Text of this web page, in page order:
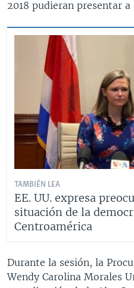
2018 pudieran presentar a
TAMBIÉN LEA
EE. UU. expresa
situación de la
Centroamérica
Durante la sesión, la
Wendy Carolina Morales